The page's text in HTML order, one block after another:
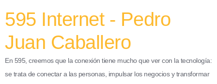
595 Internet - Pedro
Juan Caballero
En 595, creemos que la conexión tiene mucho que ver con la tecnología:
se trata de conectar a las personas, impulsar los negocios y transformar